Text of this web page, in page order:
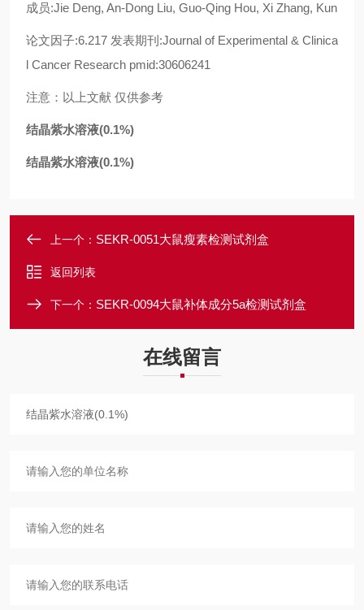
成员:Jie Deng, An-Dong Liu, Guo-Qing Hou, Xi Zhang, Kun
论文因子:6.217 发表期刊:Journal of Experimental & Clinica
l Cancer Research pmid:30606241
注意：以上文献 仅供参考
结晶紫水溶液(0.1%)
结晶紫水溶液(0.1%)
上一个： SEKR-0051大鼠瘦素检测试剂盒
返回列表
下一个： SEKR-0094大鼠补体成分5a检测试剂盒
在线留言